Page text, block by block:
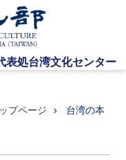
プします
プページ 台湾の本